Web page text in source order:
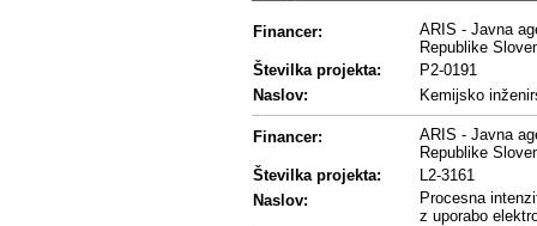
Financer:
ARIS - Javna
Republike
Številka projekta:
P2-0191
Naslov:
Kemijsko
Financer:
ARIS - Javna
Republike
Številka projekta:
L2-3161
Naslov:
Procesna
z uporabo